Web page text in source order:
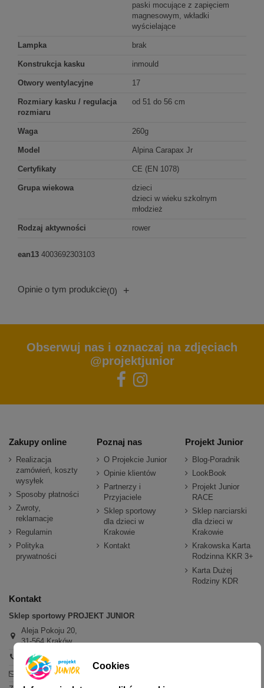
paski mocujące z zapięciem
magnesowym, wkładki
wyścielające
Lampka brak
Konstrukcja kasku inmould
Otwory wentylacyjne 17
Rozmiary kasku / regulacja
rozmiaru
od 51 do 56 cm
Waga 260g
Model Alpina Carapax Jr
Certyfikaty CE (EN 1078)
Grupa wiekowa
dzieci
dzieci w wieku szkolnym
młodzież
Rodzaj aktywności rower
ean13 4003692303103
Opinie o tym produkcie(0) +
Obserwuj nas i oznaczaj na zdjęciach
@projektjunior
Zakupy online
Realizacja
zamówień, koszty
wysyłek
Sposoby płatności
Zwroty,
reklamacje
Regulamin
Polityka
prywatności
Poznaj nas
O Projekcie Junior
Opinie klientów
Partnerzy i
Przyjaciele
Sklep sportowy
dla dzieci w
Krakowie
Kontakt
Projekt Junior
Blog-Poradnik
LookBook
Projekt Junior
RACE
Sklep narciarski
dla dzieci w
Krakowie
Krakowska Karta
Rodzinna KKR 3+
Karta Dużej
Rodziny KDR
Kontakt
Sklep sportowy PROJEKT JUNIOR
Aleja Pokoju 20,
31-564 Kraków
+48 600 779 897
sklep@projektjunior.pl
Cookies